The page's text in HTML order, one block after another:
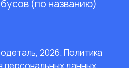
(по названию)
2026. Политика
персональных данных